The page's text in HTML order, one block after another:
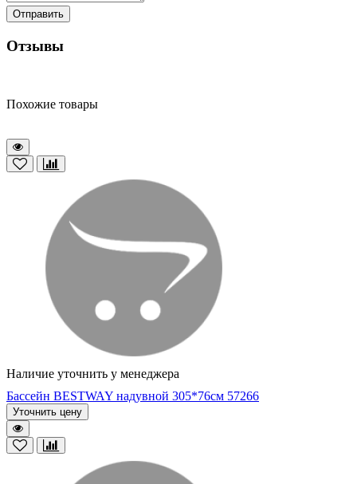
Отправить
Отзывы
Похожие товары
Наличие уточнить у менеджера
Бассейн BESTWAY надувной 305*76см 57266
Уточнить цену